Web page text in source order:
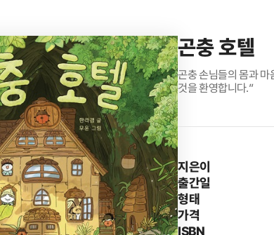
곤충 호텔
곤충 손님들의 몸과 마
것을 환영합니다.”
지은이
출간일
형태
가격
ISBN